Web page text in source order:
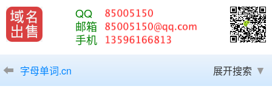
QQ
邮箱
手机
字母单词.cn 展开搜索